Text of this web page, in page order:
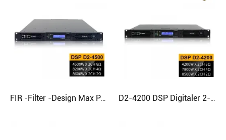
FIR -Filter -Design Max Power Class D -Verstärker für Subwoofer D2-4200 DSP Digitaler 2-Kanal-Verstärker für Subwoofer